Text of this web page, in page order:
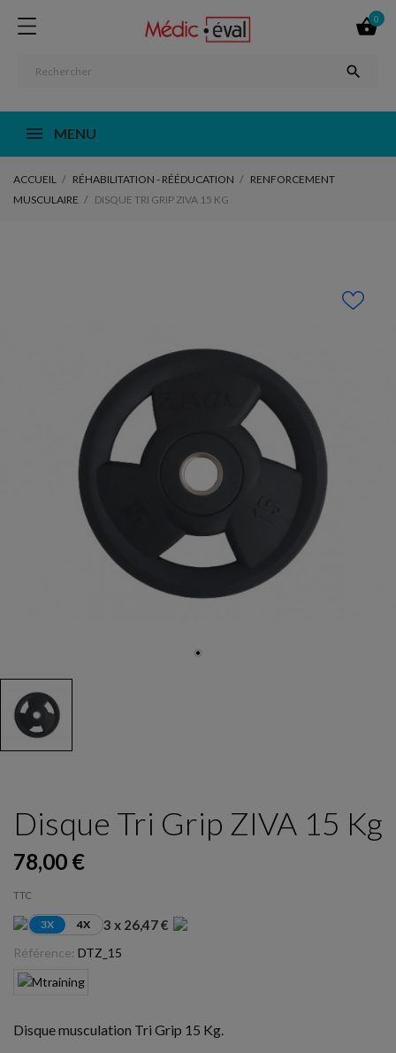

0

MENU
ACCUEIL RÉHABILITATION - RÉÉDUCATION
RENFORCEMENT
MUSCULAIRE
DISQUE TRI GRIP ZIVA 15 KG
Disque Tri Grip ZIVA 15 Kg
78,00 €
TTC
3X 4X 3 x 26,47 €
Référence: DTZ_15
Disque musculation Tri Grip 15 Kg.